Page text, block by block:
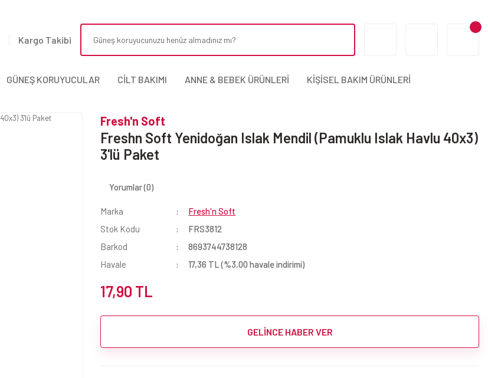
Kargo Takibi
GÜNEŞ KORUYUCULAR CİLT BAKIMI ANNE & BEBEK ÜRÜNLERİ KİŞİSEL BAKIM ÜRÜNLERİ
Fresh'n Soft
Freshn Soft Yenidoğan Islak Mendil (Pamuklu Islak Havlu 40x3)
3'lü Paket
Yorumlar (0)
Marka
Fresh'n Soft
Stok Kodu
FRS3812
Barkod
8693744738128
Havale
17,36 TL (%3,00 havale indirimi)
17,90 TL
GELİNCE HABER VER